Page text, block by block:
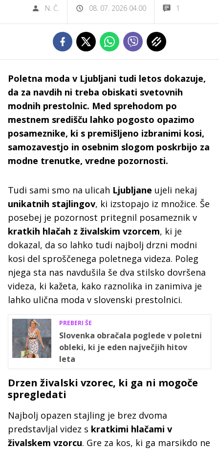
N. Č. 08. 07. 2026 04.00 1
Poletna moda v Ljubljani tudi letos dokazuje,
da za navdih ni treba obiskati svetovnih
modnih prestolnic. Med sprehodom po
mestnem središču lahko pogosto opazimo
posameznike, ki s premišljeno izbranimi kosi,
samozavestjo in osebnim slogom poskrbijo za
modne trenutke, vredne pozornosti.
Tudi sami smo na ulicah Ljubljane ujeli nekaj
unikatnih stajlingov, ki izstopajo iz množice. Še
posebej je pozornost pritegnil posameznik v
kratkih hlačah z živalskim vzorcem, ki je
dokazal, da so lahko tudi najbolj drzni modni
kosi del sproščenega poletnega videza. Poleg
njega sta nas navdušila še dva stilsko dovršena
videza, ki kažeta, kako raznolika in zanimiva je
lahko ulična moda v slovenski prestolnici.
PREBERI ŠE
Slovenka obračala poglede v poletni
obleki, ki je eden največjih hitov
leta
Drzen živalski vzorec, ki ga ni mogoče
spregledati
Najbolj opazen stajling je brez dvoma
predstavljal videz s kratkimi hlačami v
živalskem vzorcu. Gre za kos, ki ga marsikdo ne